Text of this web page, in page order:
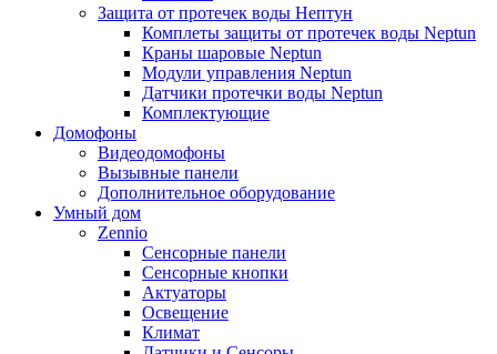
Защита от протечек воды Нептун
Комплеты защиты от протечек воды Neptun
Краны шаровые Neptun
Модули управления Neptun
Датчики протечки воды Neptun
Комплектующие
Домофоны
Видеодомофоны
Вызывные панели
Дополнительное оборудование
Умный дом
Zennio
Сенсорные панели
Сенсорные кнопки
Актуаторы
Освещение
Климат